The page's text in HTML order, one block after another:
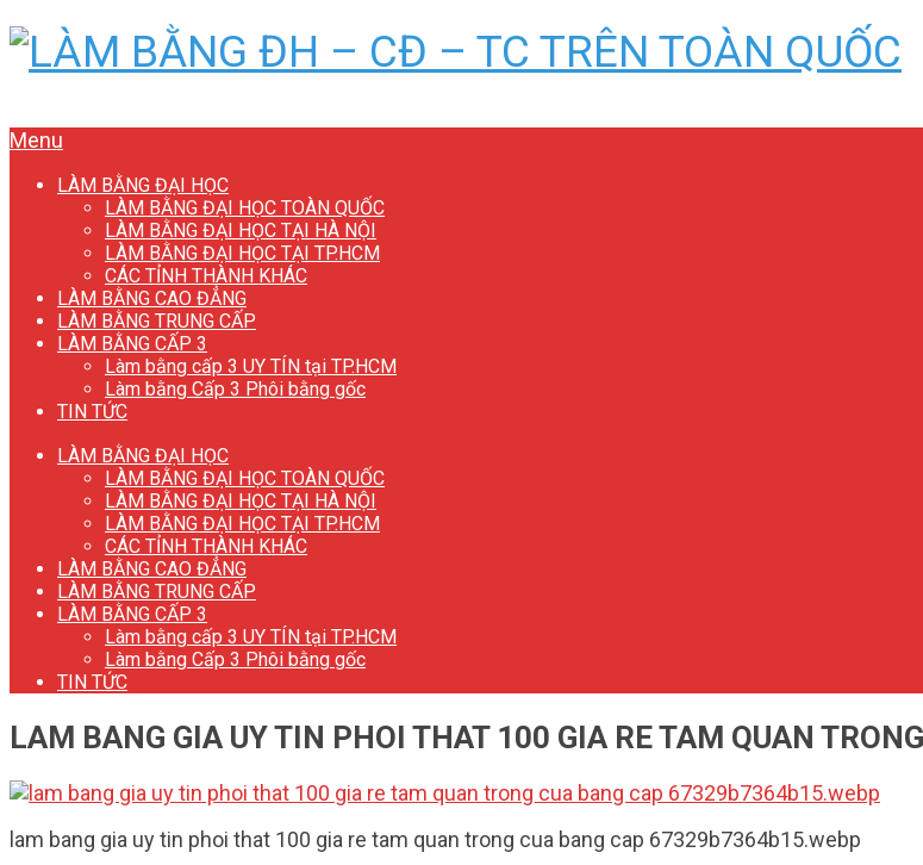
Menu
LÀM BẰNG ĐẠI HỌC
LÀM BẰNG ĐẠI HỌC TOÀN QUỐC
LÀM BẰNG ĐẠI HỌC TẠI HÀ NỘI
LÀM BẰNG ĐẠI HỌC TẠI TP.HCM
CÁC TỈNH THÀNH KHÁC
LÀM BẰNG CAO ĐẲNG
LÀM BẰNG TRUNG CẤP
LÀM BẰNG CẤP 3
Làm bằng cấp 3 UY TÍN tại TP.HCM
Làm bằng Cấp 3 Phôi bằng gốc
TIN TỨC
LÀM BẰNG ĐẠI HỌC
LÀM BẰNG ĐẠI HỌC TOÀN QUỐC
LÀM BẰNG ĐẠI HỌC TẠI HÀ NỘI
LÀM BẰNG ĐẠI HỌC TẠI TP.HCM
CÁC TỈNH THÀNH KHÁC
LÀM BẰNG CAO ĐẲNG
LÀM BẰNG TRUNG CẤP
LÀM BẰNG CẤP 3
Làm bằng cấp 3 UY TÍN tại TP.HCM
Làm bằng Cấp 3 Phôi bằng gốc
TIN TỨC
LAM BANG GIA UY TIN PHOI THAT 100 GIA RE TAM QUAN
lam bang gia uy tin phoi that 100 gia re tam quan trong cua bang cap 67329b7364b15.webp